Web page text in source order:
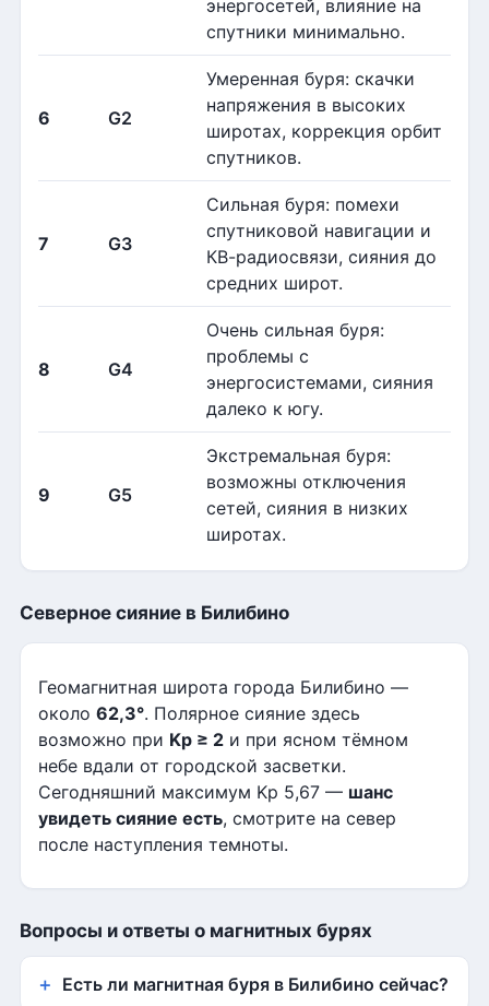
энергосетей, влияние на
спутники минимально.
6 G2
Умеренная буря: скачки
напряжения в высоких
широтах, коррекция орбит
спутников.
7 G3
Сильная буря: помехи
спутниковой навигации и
КВ-радиосвязи, сияния до
средних широт.
8 G4
Очень сильная буря:
проблемы с
энергосистемами, сияния
далеко к югу.
9 G5
Экстремальная буря:
возможны отключения
сетей, сияния в низких
широтах.
Северное сияние в Билибино
Геомагнитная широта города Билибино —
около 62,3°. Полярное сияние здесь
возможно при Kp ≥ 2 и при ясном тёмном
небе вдали от городской засветки.
Сегодняшний максимум Kp 5,67 — шанс
увидеть сияние есть, смотрите на север
после наступления темноты.
Вопросы и ответы о магнитных бурях
Есть ли магнитная буря в Билибино сейчас?